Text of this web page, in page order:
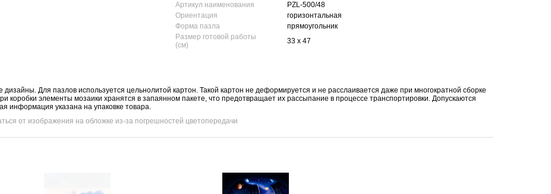
Артикул наименования
PZL-500/48
Ориентация
горизонтальная
Форма пазла
прямоугольник
Размер готовой работы
(см)
33 x 47
Для пазлов используется цельнолитой картон. Такой картон не деформируется и не расслаивается даже при многократной сборке
коробки элементы мозаики хранятся в запаянном пакете, что предотвращает их рассыпание в процессе транспортировки. Допускаются
информация указана на упаковке товара.
от изображения на обложке из-за погрешностей цветопередачи